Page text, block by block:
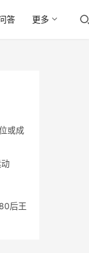
答 更多
或成
后王